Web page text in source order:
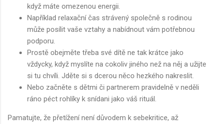
když máte omezenou energii.
Například relaxační čas strávený společně s rodinou
může posílit vaše vztahy a nabídnout vám potřebnou
podporu.
Prostě obejměte třeba své dítě ne tak krátce jako
vždycky, když myslíte na cokoliv jiného než na něj a užijte
si tu chvíli. Jděte si s dcerou něco hezkého nakreslit.
Nebo začněte s dětmi či partnerem pravidelně v neděli
ráno péct rohlíky k snídani jako váš rituál.
Pamatujte, že přetížení není důvodem k sebekritice, až